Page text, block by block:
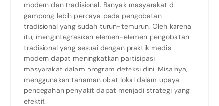
modern dan tradisional. Banyak masyarakat di
gampong lebih percaya pada pengobatan
tradisional yang sudah turun-temurun. Oleh karena
itu, mengintegrasikan elemen-elemen pengobatan
tradisional yang sesuai dengan praktik medis
modern dapat meningkatkan partisipasi
masyarakat dalam program deteksi dini. Misalnya,
menggunakan tanaman obat lokal dalam upaya
pencegahan penyakit dapat menjadi strategi yang
efektif.